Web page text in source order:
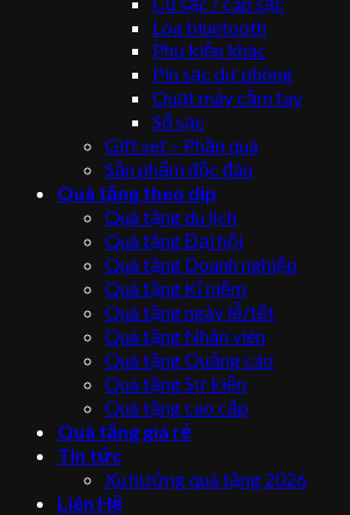
Loa bluetooth
Phụ kiện khác
Pin sạc dự phòng
Quạt máy cầm tay
Sổ sạc
Gift set – Phần quà
Sản phẩm độc đáo
Quà tặng theo dịp
Quà tặng du lịch
Quà tặng Đại hội
Quà tặng Doanh nghiệp
Quà tặng Kỉ niệm
Quà tặng ngày lễ/tết
Quà tặng Nhân viên
Quà tặng Quảng cáo
Quà tặng Sự kiện
Quà tặng cao cấp
Quà tặng giá rẻ
Tin tức
Xu hướng quà tặng 2026
Liên Hệ